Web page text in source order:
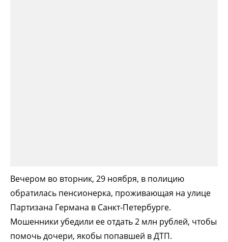
Вечером во вторник, 29 ноября, в полицию
обратилась пенсионерка, проживающая на улице
Партизана Германа в Санкт-Петербурге.
Мошенники убедили ее отдать 2 млн рублей, чтобы
помочь дочери, якобы попавшей в ДТП.